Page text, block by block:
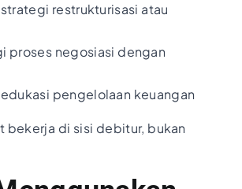
restrukturisasi atau
proses negosiasi dengan
pengelolaan keuangan
bekerja di sisi debitur, bukan